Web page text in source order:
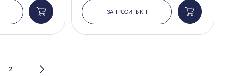
Добавить
в
корзину
ЗАПРОСИТЬ КП
Добавить
в
корзину
2
Следующая